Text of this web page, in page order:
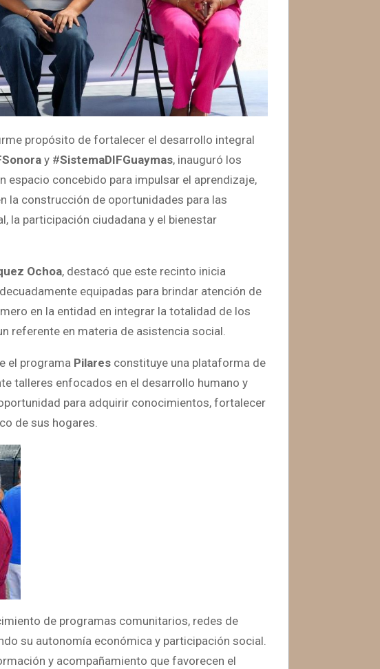
propósito de fortalecer el desarrollo integral
y #SistemaDIFGuaymas, inauguró los
espacio concebido para impulsar el aprendizaje,
la construcción de oportunidades para las
la participación ciudadana y el bienestar
Ochoa, destacó que este recinto inicia
equipadas para brindar atención de
en la entidad en integrar la totalidad de los
referente en materia de asistencia social.
el programa Pilares constituye una plataforma de
talleres enfocados en el desarrollo humano y
para adquirir conocimientos, fortalecer
de sus hogares.
de programas comunitarios, redes de
su autonomía económica y participación social.
y acompañamiento que favorecen el